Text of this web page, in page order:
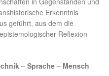
Erkenntnis
geführt, aus dem die
Reflexion
– Sprache – Mensch